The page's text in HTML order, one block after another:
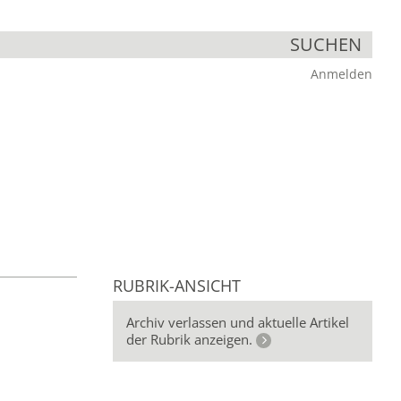
SUCHEN
Anmelden
RUBRIK-ANSICHT
Archiv verlassen und aktuelle Artikel
der Rubrik anzeigen.